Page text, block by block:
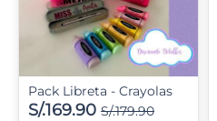
Pack Libreta - Crayolas
S/.169.90 S/.179.90